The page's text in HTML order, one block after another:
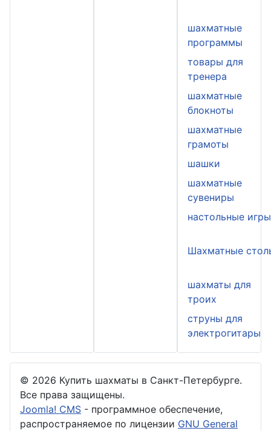
шахматные
программы
товары для
тренера
шахматные
блокноты
шахматные
грамоты
шашки
шахматные
сувениры
настольные игры
Шахматные
шахматы для
троих
струны для
электрогитары
© 2026 Купить шахматы в Санкт-Петербурге.
Все права защищены.
Joomla! CMS - программное обеспечение,
распространяемое по лицензии GNU General